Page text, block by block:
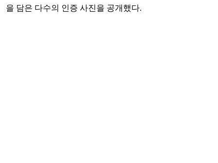
을 담은 다수의 인증 사진을 공개했다.